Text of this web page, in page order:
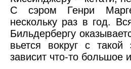
С сэром Генри
нескольку раз в год.
Бильдербергу
вьется вокруг с
зависит что-то большое